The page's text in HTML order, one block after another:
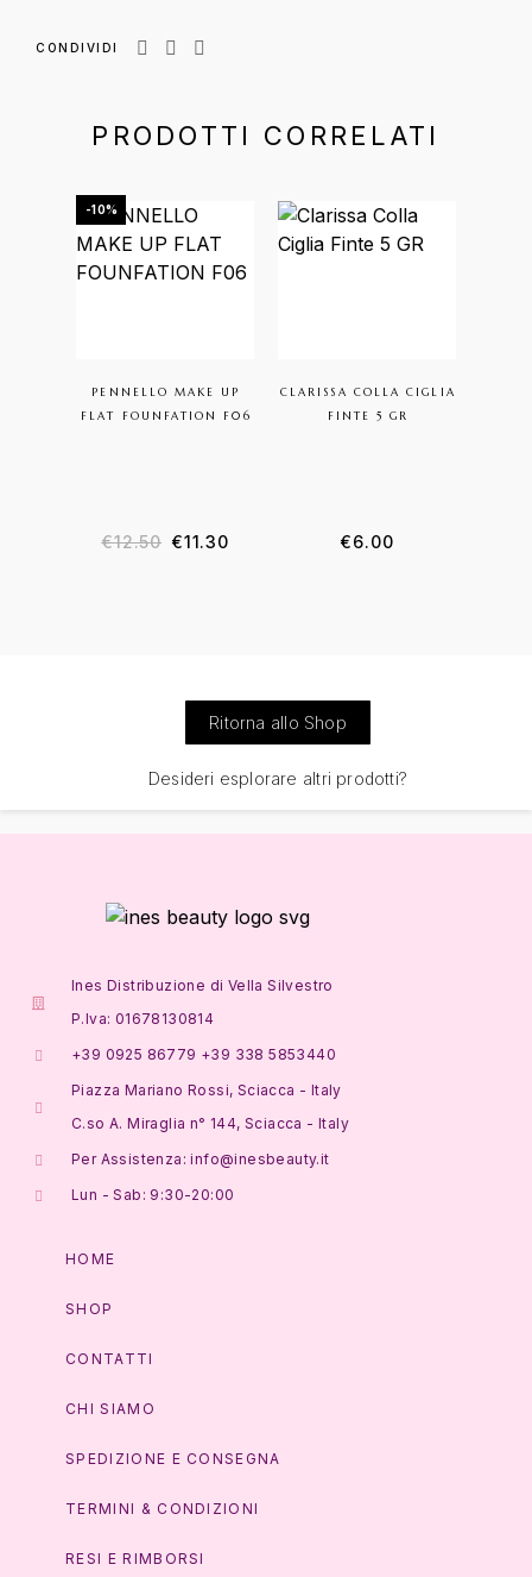
CONDIVIDI
PRODOTTI CORRELATI
-10%
PENNELLO MAKE UP
FLAT FOUNFATION F06
€12.50 €11.30
CLARISSA COLLA CIGLIA
FINTE 5 GR
€6.00
Ritorna allo Shop
Desideri esplorare altri prodotti?
Ines Distribuzione di Vella Silvestro
P.Iva: 01678130814
+39 0925 86779 +39 338 5853440
Piazza Mariano Rossi, Sciacca - Italy
C.so A. Miraglia n° 144, Sciacca - Italy
Per Assistenza: info@inesbeauty.it
Lun - Sab: 9:30-20:00
HOME
SHOP
CONTATTI
CHI SIAMO
SPEDIZIONE E CONSEGNA
TERMINI & CONDIZIONI
RESI E RIMBORSI